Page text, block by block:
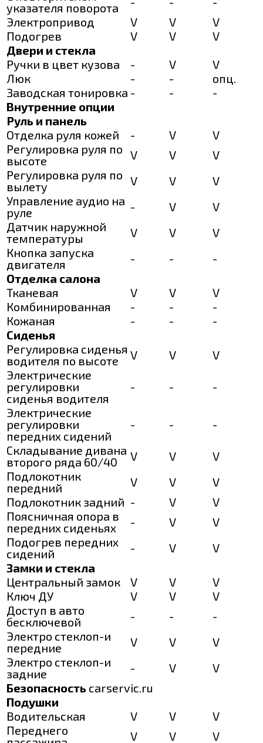
указателя поворота
Электропривод
V V
V
Подогрев
V V
V
Двери и стекла
Ручки в цвет кузова
- V
V
Люк
- -
опц.
Заводская тонировка - -
-
Внутренние опции
Руль и панель
Отделка руля кожей
- V
V
Регулировка руля по
высоте
V V
V
Регулировка руля по
вылету
V V
V
Управление аудио на
руле
- V
V
Датчик наружной
температуры
V V
V
Кнопка запуска
двигателя
- -
-
Отделка салона
Тканевая
V V
V
Комбинированная
- -
-
Кожаная
- -
-
Сиденья
Регулировка сиденья
водителя по высоте
V V
V
Электрические
регулировки
сиденья водителя
- -
-
Электрические
регулировки
передних сидений
- -
-
Складывание дивана
второго ряда 60/40
V V
V
Подлокотник
передний
V V
V
Подлокотник задний - V
V
Поясничная опора в
передних сиденьях
- V
V
Подогрев передних
сидений
- V
V
Замки и стекла
Центральный замок
V V
V
Ключ ДУ
V V
V
Доступ в авто
бесключевой
- -
-
Электро стеклоп-и
передние
V V
V
Электро стеклоп-и
задние
- V
V
Безопасность carservic.ru
Подушки
Водительская
V V
V
Переднего
V V
V